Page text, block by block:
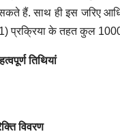
हैं. साथ ही इस जरिए
के तहत कुल 1000
तिथियां
विवरण